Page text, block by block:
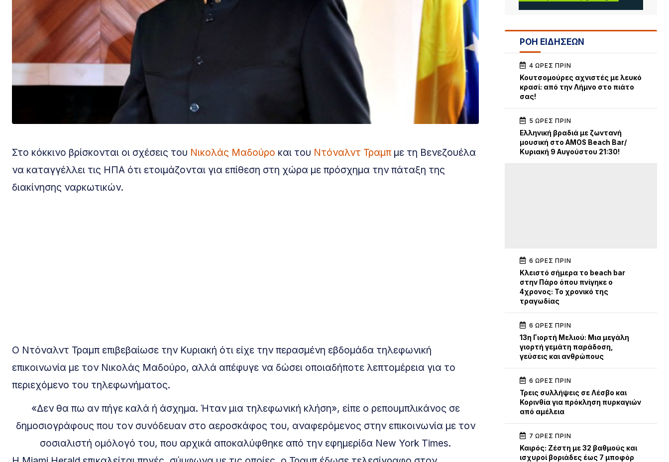
Στο κόκκινο βρίσκονται οι σχέσεις του Νικολάς Μαδούρο και του Ντόναλντ Τραμπ με τη Βενεζουέλα
να καταγγέλλει τις ΗΠΑ ότι ετοιμάζονται για επίθεση στη χώρα με πρόσχημα την πάταξη της
διακίνησης ναρκωτικών.
Ο Ντόναλντ Τραμπ επιβεβαίωσε την Κυριακή ότι είχε την περασμένη εβδομάδα τηλεφωνική
επικοινωνία με τον Νικολάς Μαδούρο, αλλά απέφυγε να δώσει οποιαδήποτε λεπτομέρεια για το
περιεχόμενο του τηλεφωνήματος.
«Δεν θα πω αν πήγε καλά ή άσχημα. Ήταν μια τηλεφωνική κλήση», είπε ο ρεπουμπλικάνος σε
δημοσιογράφους που τον συνόδευαν στο αεροσκάφος του, αναφερόμενος στην επικοινωνία με τον
σοσιαλιστή ομόλογό του, που αρχικά αποκαλύφθηκε από την εφημερίδα New York Times.
ΡΟΗ ΕΙΔΗΣΕΩΝ
4 ΏΡΕΣ ΠΡΙΝ
Κουτσομούρες αχνιστές με λευκό
κρασί: από την Λήμνο στο πιάτο
σας!
5 ΏΡΕΣ ΠΡΙΝ
Ελληνική βραδιά με ζωντανή
μουσική στο AMOS Beach Bar/
Κυριακή 9 Αυγούστου 21:30!
6 ΏΡΕΣ ΠΡΙΝ
Κλειστό σήμερα το beach bar
στην Πάρο όπου πνίγηκε ο
4χρονος: Το χρονικό της
τραγωδίας
6 ΏΡΕΣ ΠΡΙΝ
13η Γιορτή Μελιού: Μια μεγάλη
γιορτή γεμάτη παράδοση,
γεύσεις και ανθρώπους
6 ΏΡΕΣ ΠΡΙΝ
Τρεις συλλήψεις σε Λέσβο και
Κορινθία για πρόκληση πυρκαγιών
από αμέλεια
7 ΏΡΕΣ ΠΡΙΝ
Καιρός: Ζέστη με 32 βαθμούς και
ισχυροί βοριάδες έως 7 μποφόρ